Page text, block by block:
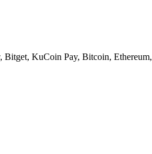
Bitget, KuCoin Pay, Bitcoin,